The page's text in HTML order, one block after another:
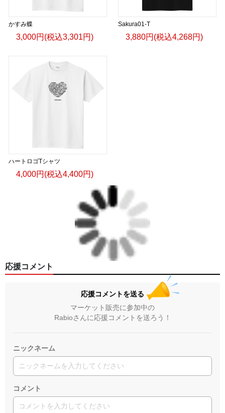
かすみ蝶
3,000円(税込3,301円)
Sakura01-T
3,880円(税込4,268円)
ハートロゴTシャツ
4,000円(税込4,400円)
応援コメント
応援コメントを送る
マーケット販売に参加中の
Rabioさんに応援コメントを送ろう！
ニックネーム
コメント